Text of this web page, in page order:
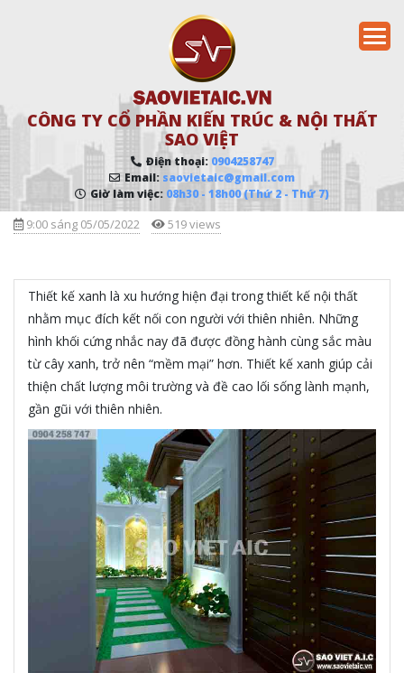
CÔNG TY CỔ PHẦN KIẾN TRÚC & NỘI THẤT
SAO VIỆT
Điện thoại: 0904258747
Email: saovietaic@gmail.com
Giờ làm việc: 08h30 - 18h00 (Thứ 2 - Thứ 7)
9:00 sáng 05/05/2022 519 views
Thiết kế xanh là xu hướng hiện đại trong thiết kế nội thất
nhằm mục đích kết nối con người với thiên nhiên. Những
hình khối cứng nhắc nay đã được đồng hành cùng sắc màu
từ cây xanh, trở nên “mềm mại” hơn. Thiết kế xanh giúp cải
thiện chất lượng môi trường và đề cao lối sống lành mạnh,
gần gũi với thiên nhiên.